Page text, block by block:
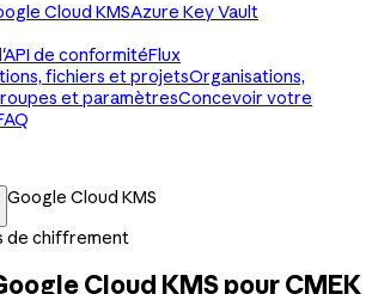
Cloud KMSAzure Key Vault
de conformitéFlux
fichiers et projetsOrganisations,
et paramètresConcevoir votre
Google Cloud KMS
de chiffrement
Cloud KMS pour CMEK